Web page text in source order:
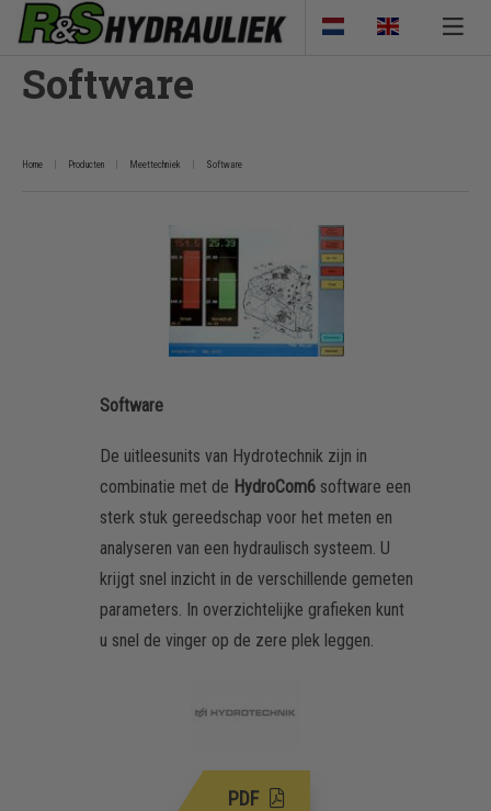
Software
Home Producten Meettechniek Software
Software
De uitleesunits van Hydrotechnik zijn in
combinatie met de HydroCom6 software een
sterk stuk gereedschap voor het meten en
analyseren van een hydraulisch systeem. U
krijgt snel inzicht in de verschillende gemeten
parameters. In overzichtelijke grafieken kunt
u snel de vinger op de zere plek leggen.
PDF